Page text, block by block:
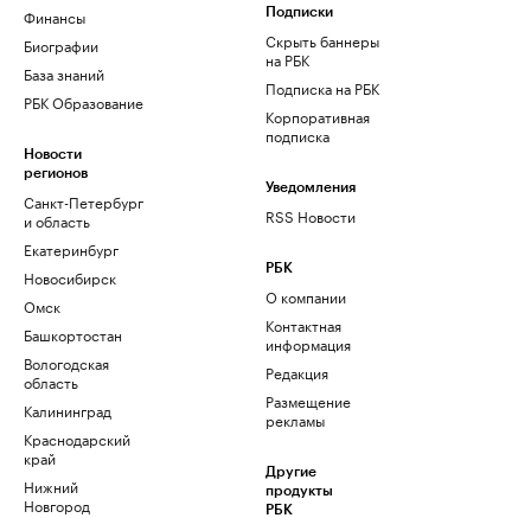
Финансы
Биографии
База знаний
РБК Образование
Новости
регионов
Санкт-Петербург
и область
Екатеринбург
Новосибирск
Омск
Башкортостан
Вологодская
область
Калининград
Краснодарский
край
Нижний
Новгород
Подписки
Скрыть баннеры
на РБК
Подписка на РБК
Корпоративная
подписка
Уведомления
RSS Новости
РБК
О компании
Контактная
информация
Редакция
Размещение
рекламы
Другие
продукты
РБК